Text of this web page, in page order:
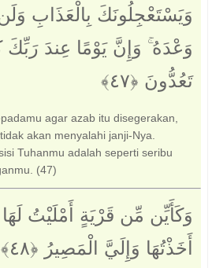
وَيَسْتَعْجِلُونَكَ بِالْعَذَابِ
وَعْدَهُ ۚ وَإِنَّ يَوْمًا عِندَ
تَعُدُّونَ ‎﴿٤٧﴾‏
agar azab itu disegerakan,
akan menyalahi janji-Nya.
Tuhanmu adalah seperti seribu
(47)
وَكَأَيِّن مِّن قَرْيَةٍ أَمْلَيْتُ
أَخَذْتُهَا وَإِلَيَّ الْمَصِيرُ ‎﴿٤٨﴾‏